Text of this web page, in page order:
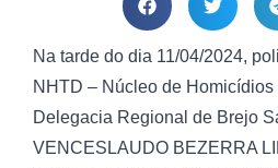
Na tarde do dia 11/04/2024,
NHTD – Núcleo de
Delegacia Regional de Brejo
VENCESLAUDO BEZERRA